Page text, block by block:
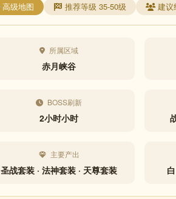
高级地图 推荐等级 35-50级 建议
所属区域
赤月峡谷
BOSS刷新
2小时小时
主要产出
圣战套装 · 法神套装 · 天尊套装